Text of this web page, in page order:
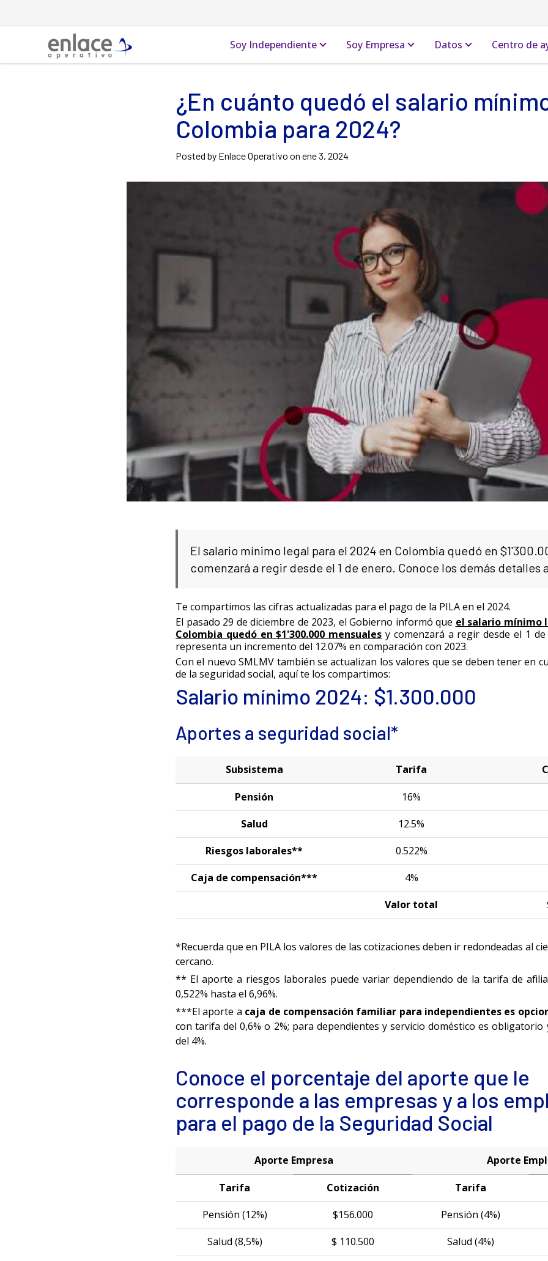
Soy Independiente Soy Empresa Datos Centro de
¿En cuánto quedó el salario
Colombia para 2024?
Posted by Enlace Operativo on ene 3, 2024
El salario mínimo legal para el 2024 en Colombia quedó en
comenzará a regir desde el 1 de enero. Conoce los demás detalles
Te compartimos las cifras actualizadas para el pago de la PILA en el 2024.
El pasado 29 de diciembre de 2023, el Gobierno informó que el salario mínimo
Colombia quedó en $1'300.000 mensuales y comenzará a regir desde el 1
representa un incremento del 12.07% en comparación con 2023.
Con el nuevo SMLMV también se actualizan los valores que se deben tener en
de la seguridad social, aquí te los compartimos:
Salario mínimo 2024: $1.300.000
Aportes a seguridad social*
Subsistema Tarifa
Pensión
16%
Salud
12.5%
Riesgos laborales**
0.522%
Caja de compensación***
4%
Valor total
*Recuerda que en PILA los valores de las cotizaciones deben ir redondeadas al
cercano.
** El aporte a riesgos laborales puede variar dependiendo de la tarifa de
0,522% hasta el 6,96%.
***El aporte a caja de compensación familiar para independientes es
con tarifa del 0,6% o 2%; para dependientes y servicio doméstico es
del 4%.
Conoce el porcentaje del aporte que le
corresponde a las empresas y a los
para el pago de la Seguridad Social
Aporte Empresa Aporte
Tarifa Cotización
Tarifa
Pensión (12%)
$156.000
Pensión (4%)
Salud (8,5%)
$ 110.500
Salud (4%)